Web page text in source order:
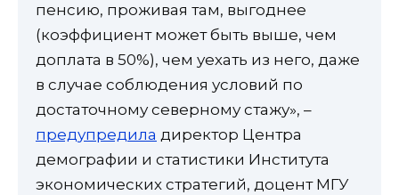
пенсию, проживая там, выгоднее
(коэффициент может быть выше, чем
доплата в 50%), чем уехать из него, даже
в случае соблюдения условий по
достаточному северному стажу», –
предупредила директор Центра
демографии и статистики Института
экономических стратегий, доцент МГУ